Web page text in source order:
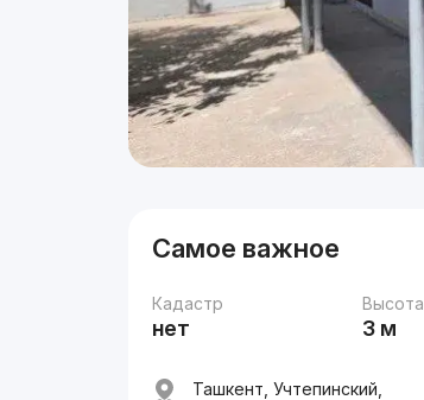
Самое важное
Кадастр
нет
Высота
3 м
Ташкент, Учтепинский,